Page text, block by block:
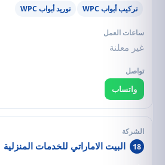
تركيب أبواب WPC توريد أبواب WPC
غير معلنة
واتساب
18 البيت الاماراتي للخدمات المنزلية